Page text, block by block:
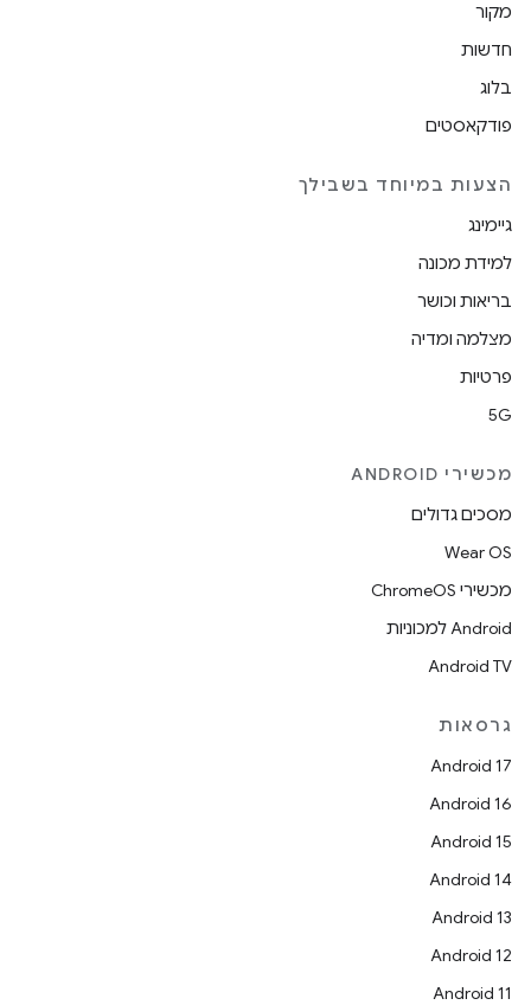
מקור
חדשות
בלוג
פודקאסטים
הצעות במיוחד בשבילך
גיימינג
למידת מכונה
בריאות וכושר
מצלמה ומדיה
פרטיות
5G
מכשירי ANDROID
מסכים גדולים
Wear OS
מכשירי ChromeOS
Android למכוניות
Android TV
גרסאות
Android 17
Android 16
Android 15
Android 14
Android 13
Android 12
Android 11